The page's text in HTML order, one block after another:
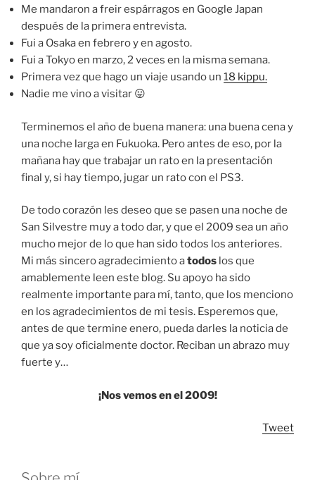
Me mandaron a freir espárragos en Google Japan
después de la primera entrevista.
Fui a Osaka en febrero y en agosto.
Fui a Tokyo en marzo, 2 veces en la misma semana.
Primera vez que hago un viaje usando un 18 kippu.
Nadie me vino a visitar 😛
Terminemos el año de buena manera: una buena cena y
una noche larga en Fukuoka. Pero antes de eso, por la
mañana hay que trabajar un rato en la presentación
final y, si hay tiempo, jugar un rato con el PS3.
De todo corazón les deseo que se pasen una noche de
San Silvestre muy a todo dar, y que el 2009 sea un año
mucho mejor de lo que han sido todos los anteriores.
Mi más sincero agradecimiento atodos los que
amablemente leen este blog. Su apoyo ha sido
realmente importante para mí, tanto, que los menciono
en los agradecimientos de mi tesis. Esperemos que,
antes de que termine enero, pueda darles la noticia de
que ya soy oficialmente doctor. Reciban un abrazo muy
fuerte y…
¡Nos vemos en el 2009!
Tweet